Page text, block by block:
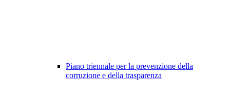
Piano triennale per la prevenzione della
corruzione e della trasparenza